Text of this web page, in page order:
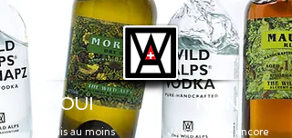
OUI
je suis au moins
NON
Je ne suis pas encore